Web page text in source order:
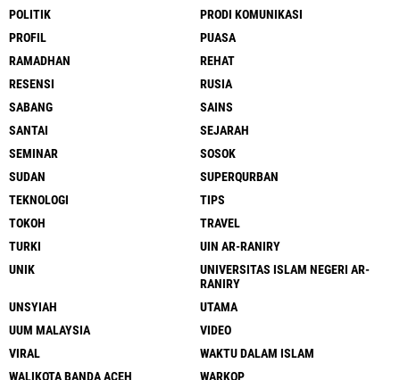
POLITIK
PRODI KOMUNIKASI
PROFIL
PUASA
RAMADHAN
REHAT
RESENSI
RUSIA
SABANG
SAINS
SANTAI
SEJARAH
SEMINAR
SOSOK
SUDAN
SUPERQURBAN
TEKNOLOGI
TIPS
TOKOH
TRAVEL
TURKI
UIN AR-RANIRY
UNIK
UNIVERSITAS ISLAM NEGERI AR-
RANIRY
UNSYIAH
UTAMA
UUM MALAYSIA
VIDEO
VIRAL
WAKTU DALAM ISLAM
WALIKOTA BANDA ACEH
WARKOP